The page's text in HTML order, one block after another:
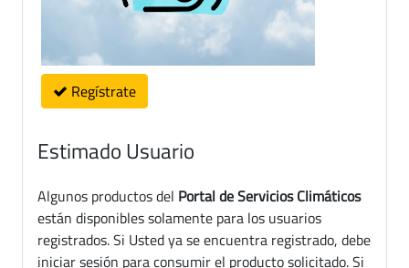
Regístrate
Estimado Usuario
Algunos productos del Portal de Servicios Climáticos
están disponibles solamente para los usuarios
registrados. Si Usted ya se encuentra registrado, debe
iniciar sesión para consumir el producto solicitado. Si